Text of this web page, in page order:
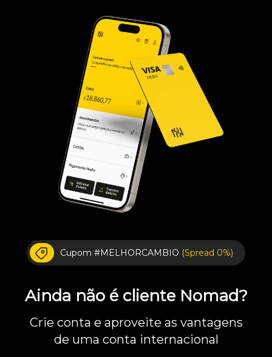
Cupom #MELHORCAMBIO (Spread 0%)
Ainda não é cliente Nomad?
Crie conta e aproveite as vantagens
de uma conta internacional